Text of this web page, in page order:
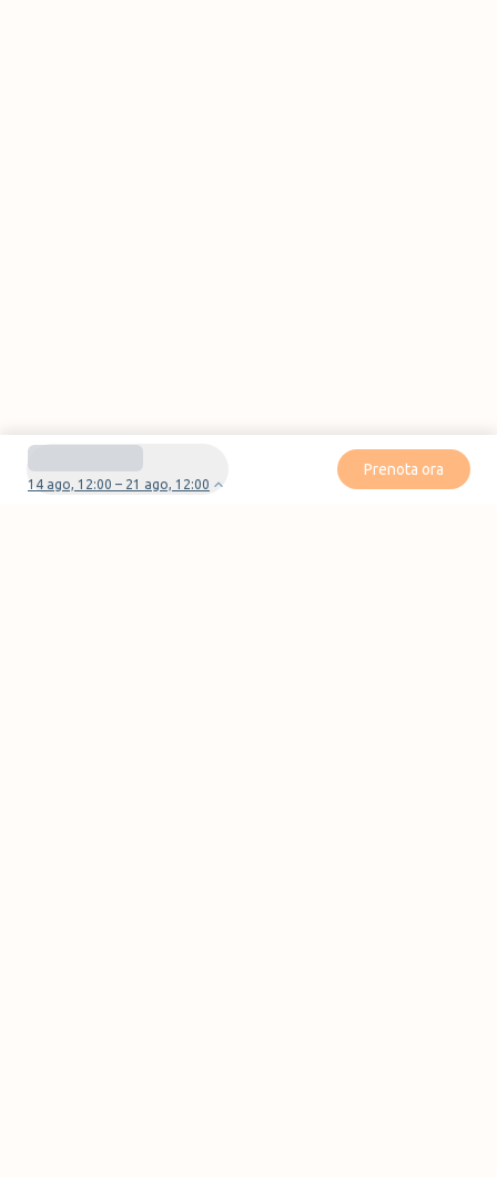
14 ago, 12:00 – 21 ago, 12:00
Prenota ora